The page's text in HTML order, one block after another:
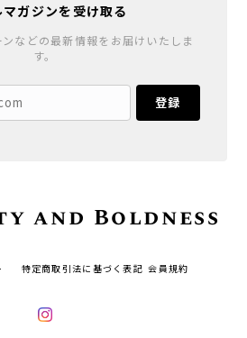
マガジンを受け取る
などの最新情報をお届けいたしま
す。
登録
and Boldness
特定商取引法に基づく表記 会員規約